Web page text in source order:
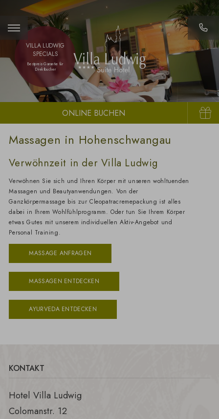
Buchen
VILLA LUDWIG
SPECIALS
Bestpreis-Garantie für
Direktbucher
Massagen in Hohenschwangau
Verwöhnzeit in der Villa Ludwig
Verwöhnen Sie sich und Ihren Körper mit unseren wohltuenden
Massagen und Beautyanwendungen. Von der
Ganzkörpermassage bis zur Cleopatracremepackung ist alles
dabei in Ihrem Wohlfühlprogramm. Oder tun Sie Ihrem Körper
etwas Gutes mit unserem individuellen Aktiv-Angebot und
Personal Training.
MASSAGE ANFRAGEN
MASSAGEN ENTDECKEN
AYURVEDA ENTDECKEN
KONTAKT
Hotel Villa Ludwig
Colomanstr. 12